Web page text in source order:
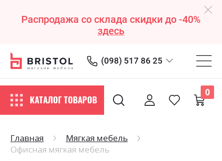
Распродажа со склада скидки до -40%
здесь
(098) 517 86 25
КАТАЛОГ ТОВАРОВ
0
Главная
Мягкая мебель
Офисная мягкая мебель